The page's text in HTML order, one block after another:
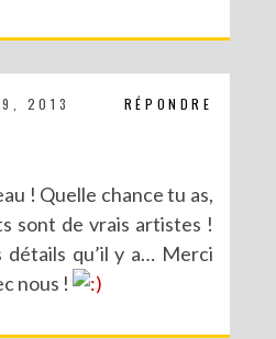
RÉPONDRE
2013
! Quelle chance tu as,
sont de vrais artistes !
détails qu’il y a… Merci
nous !